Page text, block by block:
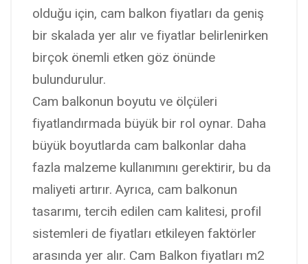
olduğu için, cam balkon fiyatları da geniş
bir skalada yer alır ve fiyatlar belirlenirken
birçok önemli etken göz önünde
bulundurulur.
Cam balkonun boyutu ve ölçüleri
fiyatlandırmada büyük bir rol oynar. Daha
büyük boyutlarda cam balkonlar daha
fazla malzeme kullanımını gerektirir, bu da
maliyeti artırır. Ayrıca, cam balkonun
tasarımı, tercih edilen cam kalitesi, profil
sistemleri de fiyatları etkileyen faktörler
arasında yer alır. Cam Balkon fiyatları m2